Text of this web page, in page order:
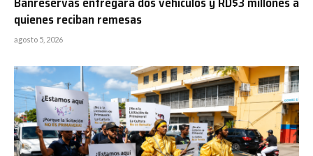
quienes reciban remesas
agosto 5, 2026